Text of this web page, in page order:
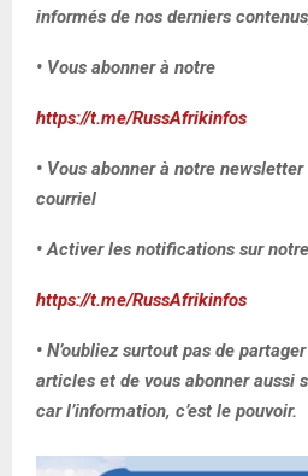
informés de nos derniers
• Vous abonner à notre
https://t.me/RussAfrikinfos
• Vous abonner à notre
courriel
• Activer les notifications sur notre
https://t.me/RussAfrikinfos
• N’oubliez surtout pas de
articles et de vous abonner aussi
car l’information, c’est le pouvoir.